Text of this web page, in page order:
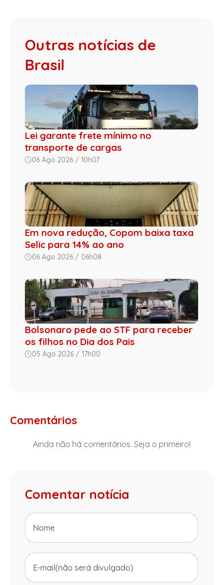
Outras notícias de
Brasil
Lei garante frete mínimo no
transporte de cargas
06 Ago 2026 / 10h07
Em nova redução, Copom baixa taxa
Selic para 14% ao ano
06 Ago 2026 / 06h08
Bolsonaro pede ao STF para receber
os filhos no Dia dos Pais
05 Ago 2026 / 17h00
Comentários
Ainda não há comentários. Seja o primeiro!
Comentar notícia